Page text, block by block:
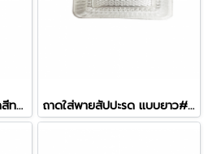
สี่เหลี่ยมผืนผ้า-ฐานรองเค้กสีทอง ถาดใส่พายสัปปะรด แบบยาว#5073